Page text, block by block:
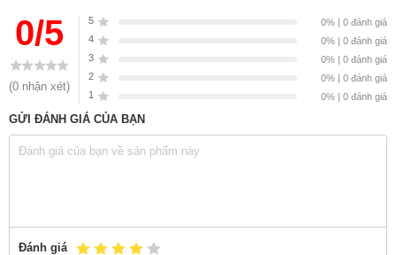
Demimonde - tác giả Joel
Thiêu thân - tác giả Ufo
Ma Quỷ Loạn Cõi Trần
Nhóm Tác Giả Viva
Talents, có bán tại Nhà sách online NetaBooks với ưu đãi Bao sách
miễn phí và Gian hàng NetaBooks tại Tiki với ưu đãi Bao sách miễn
phí và tặng Bookmark
0/5
(0 nhận xét)
5
0% | 0 đánh giá
4
0% | 0 đánh giá
3
0% | 0 đánh giá
2
0% | 0 đánh giá
1
0% | 0 đánh giá
GỬI ĐÁNH GIÁ CỦA BẠN
Đánh giá